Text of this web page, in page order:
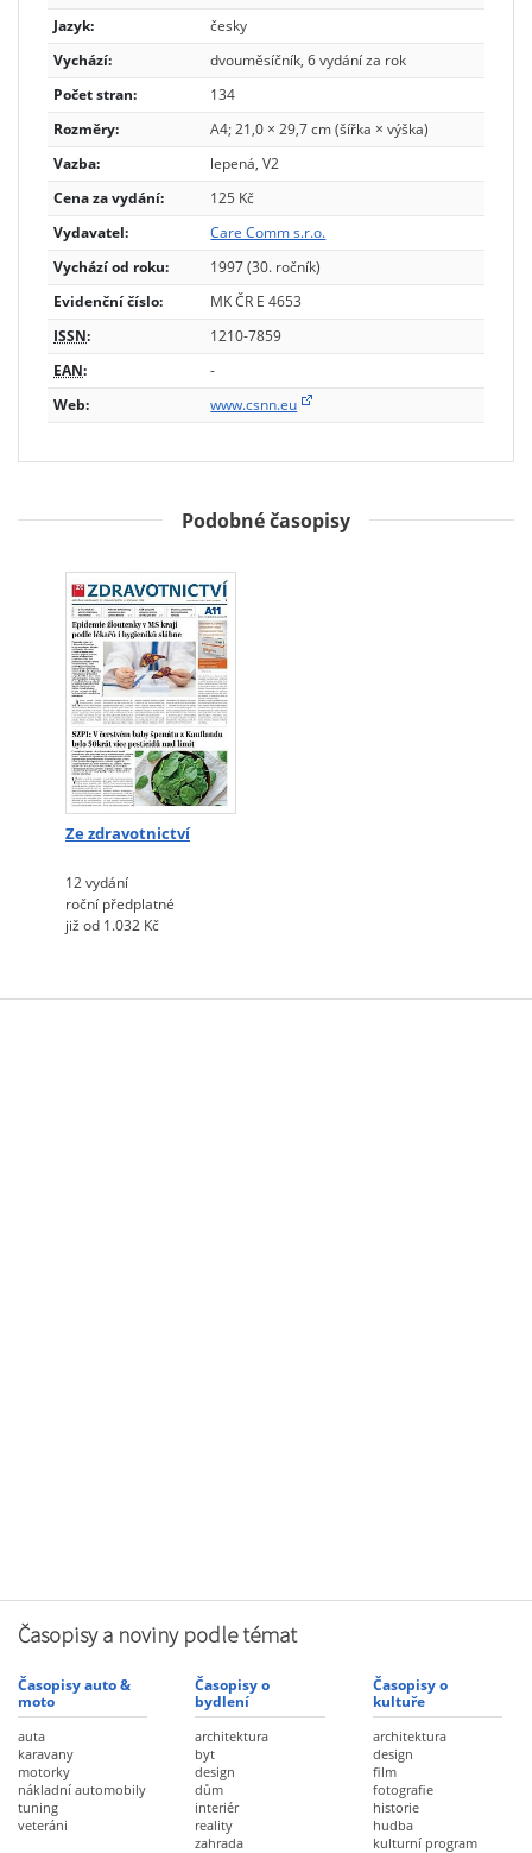
Jazyk:
česky
Vychází:
dvouměsíčník, 6 vydání za rok
Počet stran:
134
Rozměry:
A4; 21,0 × 29,7 cm (šířka × výška)
Vazba:
lepená, V2
Cena za vydání:
125 Kč
Vydavatel:
Care Comm s.r.o.
Vychází od roku:
1997 (30. ročník)
Evidenční číslo:
MK ČR E 4653
ISSN:
1210-7859
EAN:
-
Web:
www.csnn.eu
Podobné časopisy
Ze zdravotnictví
12 vydání
roční předplatné
již od 1.032 Kč
Časopisy a noviny podle témat
Časopisy auto &
moto
auta
karavany
motorky
nákladní automobily
tuning
veteráni
Časopisy o
bydlení
architektura
byt
design
dům
interiér
reality
zahrada
Časopisy o
kultuře
architektura
design
film
fotografie
historie
hudba
kulturní program